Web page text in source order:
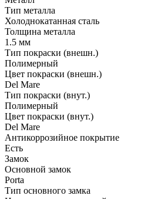
Тип металла
Холоднокатанная сталь
Толщина металла
1.5 мм
Тип покраски (внешн.)
Полимерный
Цвет покраски (внешн.)
Del Mare
Тип покраски (внут.)
Полимерный
Цвет покраски (внут.)
Del Mare
Антикоррозийное покрытие
Есть
Замок
Основной замок
Porta
Тип основного замка